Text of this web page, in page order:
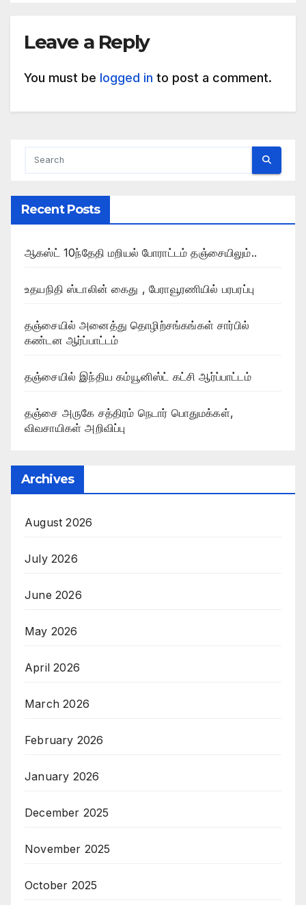
Leave a Reply
You must be logged in to post a comment.
Recent Posts
ஆகஸ்ட் 10ந்தேதி மறியல் போராட்டம் தஞ்சையிலும்..
உதயநிதி ஸ்டாலின் கைது , பேராவூரணியில் பரபரப்பு
தஞ்சையில் அனைத்து தொழிற்சங்கங்கள் சார்பில்
கண்டன ஆர்ப்பாட்டம்
தஞ்சையில் இந்திய கம்யூனிஸ்ட் கட்சி ஆர்ப்பாட்டம்
தஞ்சை அருகே சத்திரம் நெடார் பொதுமக்கள்,
விவசாயிகள் அறிவிப்பு
Archives
August 2026
July 2026
June 2026
May 2026
April 2026
March 2026
February 2026
January 2026
December 2025
November 2025
October 2025